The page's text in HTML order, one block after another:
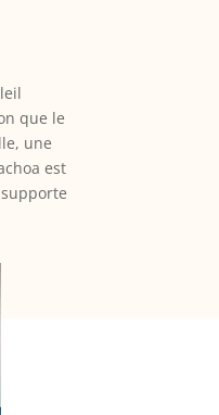
que le
une
est